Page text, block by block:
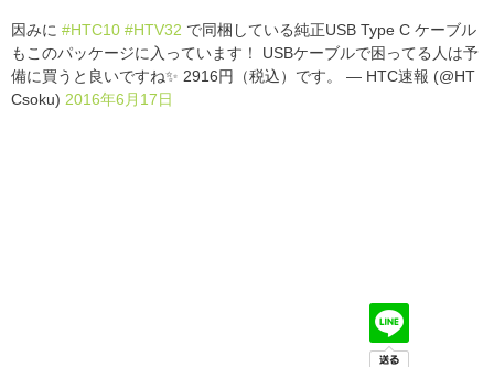
因みに #HTC10 #HTV32 で同梱している純正USB Type C ケーブル
もこのパッケージに入っています！ USBケーブルで困ってる人は予
備に買うと良いですね✨ 2916円（税込）です。 — HTC速報 (@HT
Csoku) 2016年6月17日